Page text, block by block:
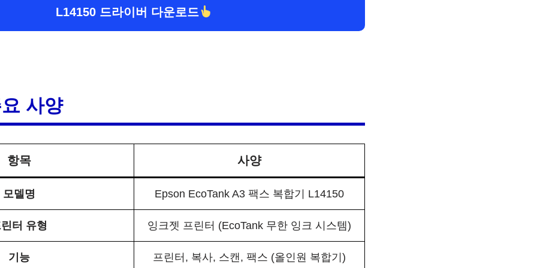
L14150 드라이버 다운로드
사양
항목 사양
모델명 Epson EcoTank A3 팩스 복합기 L14150
터 유형 잉크젯 프린터 (EcoTank 무한 잉크 시스템)
기능 프린터, 복사, 스캔, 팩스 (올인원 복합기)